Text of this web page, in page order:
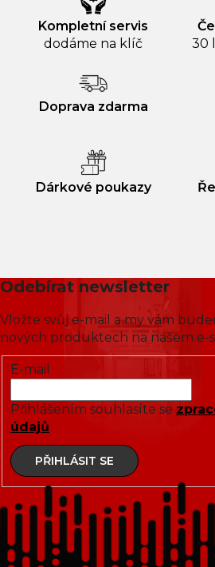
Kompletní servis
dodáme na klíč
30
Doprava zdarma
Dárkové poukazy
Odebírat newsletter
Vložte svůj e-mail a my vám
nových produktech na našem e-
E-mail
Přihlášením souhlasíte se
údajů
PŘIHLÁSIT SE